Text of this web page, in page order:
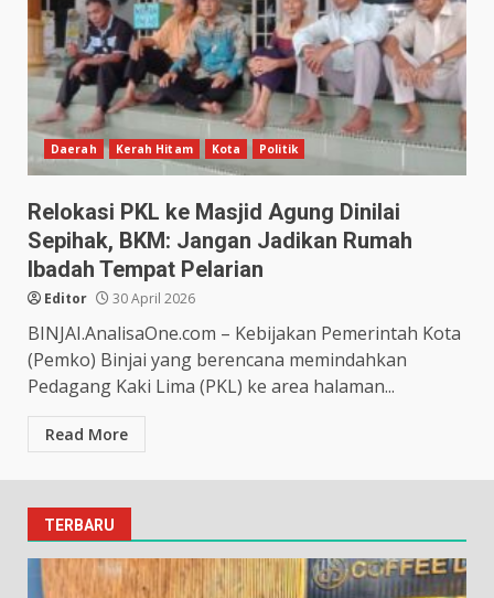
Daerah Kerah Hitam Kota Politik
Relokasi PKL ke Masjid Agung Dinilai
Sepihak, BKM: Jangan Jadikan Rumah
Ibadah Tempat Pelarian
Editor 30 April 2026
BINJAI.AnalisaOne.com – Kebijakan Pemerintah Kota
(Pemko) Binjai yang berencana memindahkan
Pedagang Kaki Lima (PKL) ke area halaman...
Read More
TERBARU